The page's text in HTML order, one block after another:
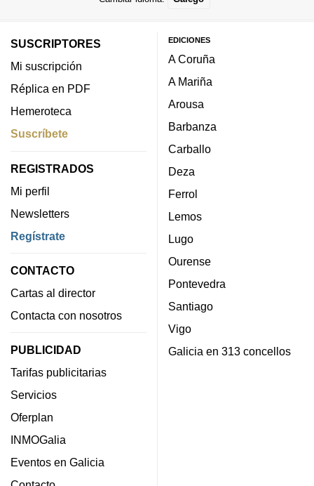
SUSCRIPTORES
Mi suscripción
Réplica en PDF
Hemeroteca
Suscríbete
REGISTRADOS
Mi perfil
Newsletters
Regístrate
CONTACTO
Cartas al director
Contacta con nosotros
PUBLICIDAD
Tarifas publicitarias
Servicios
Oferplan
INMOGalia
Eventos en Galicia
EDICIONES
A Coruña
A Mariña
Arousa
Barbanza
Carballo
Deza
Ferrol
Lemos
Lugo
Ourense
Pontevedra
Santiago
Vigo
Galicia en 313 concellos